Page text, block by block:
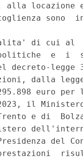
locazione
sono
di cui al
politiche  e
legge
dalla
euro
il
e di
del